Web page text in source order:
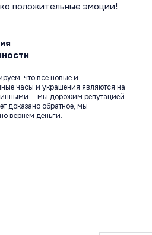
положительные эмоции!
что все новые и
часы и украшения являются на
— мы дорожим репутацией
доказано обратное, мы
вернем деньги.